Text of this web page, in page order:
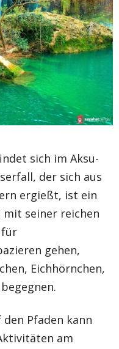
sich im Aksu-
der sich aus
ergießt, ist ein
mit seiner reichen
für
gehen,
Eichhörnchen,
Pfaden kann
am